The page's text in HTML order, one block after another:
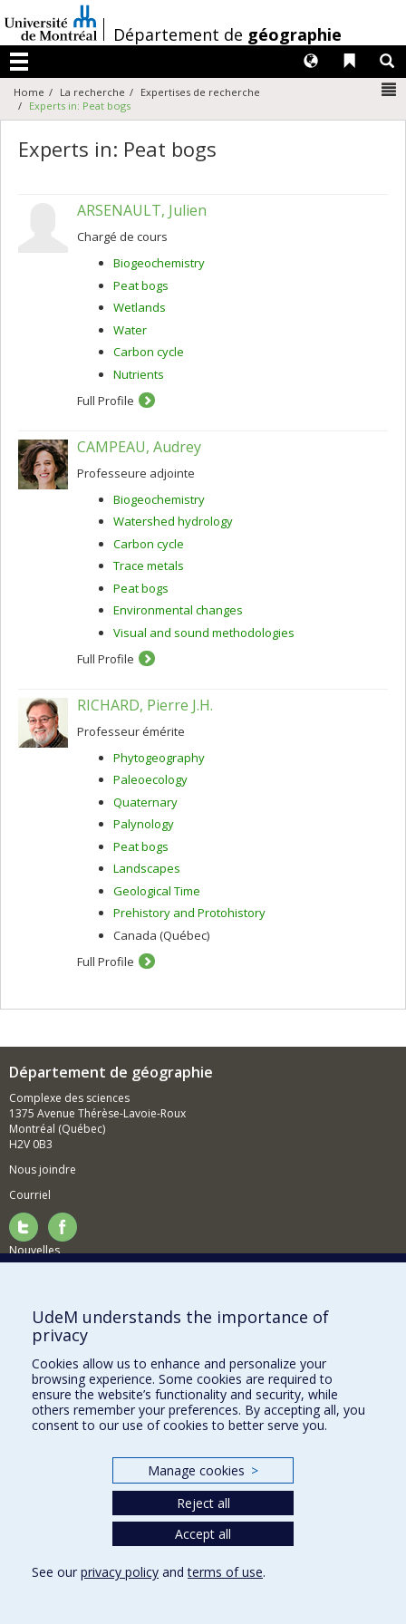
au
contenu
/Département de géographie
Menu
Liens
Langues
Home La recherche
Expertises de recherche
Experts in: Peat bogs
Experts in: Peat bogs
ARSENAULT, Julien
Chargé de cours
Biogeochemistry
Peat bogs
Wetlands
Water
Carbon cycle
Nutrients
Full Profile
CAMPEAU, Audrey
Professeure adjointe
Biogeochemistry
Watershed hydrology
Carbon cycle
Trace metals
Peat bogs
Environmental changes
Visual and sound methodologies
Full Profile
RICHARD, Pierre J.H.
Professeur émérite
Phytogeography
Paleoecology
Quaternary
Palynology
Peat bogs
Landscapes
Geological Time
Prehistory and Protohistory
Canada (Québec)
Full Profile
Département de géographie
Complexe des sciences
1375 Avenue Thérèse-Lavoie-Roux
Montréal (Québec)
H2V 0B3
Nous joindre
Courriel
Nouvelles
Comment soutenir le Département?
BESOIN D'AIDE?
Plan du site
Signaler une erreur
Accessibilité
Nos départements et écoles
UdeM understands the importance of
privacy
Cookies allow us to enhance and personalize your
browsing experience. Some cookies are required to
ensure the website’s functionality and security, while
others remember your preferences. By accepting all, you
consent to our use of cookies to better serve you.
Manage cookies >
Reject all
Accept all
See our privacy policy andterms of use.